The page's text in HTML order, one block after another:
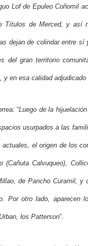
Lof de Epuleo Coñomil
Títulos de Merced, y así
dejan de colindar entre
del gran territorio
en esa calidad
“Luego de la
usurpados a las
el origen de los
Calvuqueo),
de Pancho Curamil,
Por otro lado, aparecen
los Patterson”.